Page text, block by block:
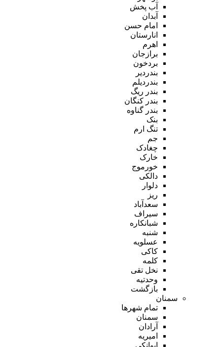
آب پخش
آبدان
امام حسن
انارستان
اهرم
برازجان
بردخون
بندردیر
بندردیلم
بندر ریگ
بندر کنگان
بندر گناوه
بنک
تنگ ارم
جم
چغادک
خارک
خورموج
دالکی
دلوار
ریز
سعدآباد
سیراف
شبانکاره
شنبه
عسلویه
کاکی
کلمه
نخل تقی
وحدتیه
بازگشت
سمنان
تمام شهر‌ها
سمنان
آرادان
امیریه
ایوانکی